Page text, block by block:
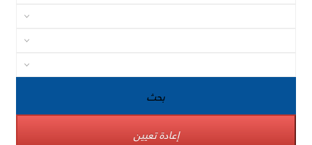
بحث
إعادة تعيين